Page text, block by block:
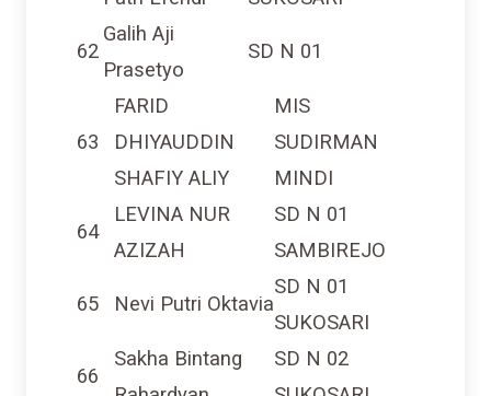
62
Galih Aji
Prasetyo
SD N 01
63
FARID
DHIYAUDDIN
SHAFIY ALIY
MIS
SUDIRMAN
MINDI
64
LEVINA NUR
AZIZAH
SD N 01
SAMBIREJO
65 Nevi Putri Oktavia
SD N 01
SUKOSARI
66
Sakha Bintang
Rahardyan
SD N 02
SUKOSARI